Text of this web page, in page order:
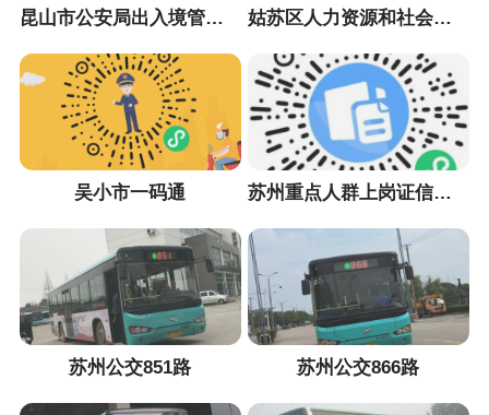
昆山市公安局出入境管理大队 姑苏区人力资源和社会保障局
吴小市一码通 苏州重点人群上岗证信息采集小程序
苏州公交851路 苏州公交866路